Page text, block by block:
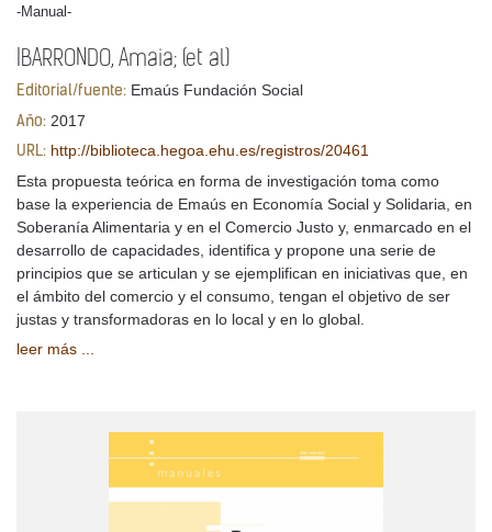
-Manual-
IBARRONDO, Amaia; (et al)
Editorial/fuente: Emaús Fundación Social
Año: 2017
URL: http://biblioteca.hegoa.ehu.es/registros/20461
Esta propuesta teórica en forma de investigación toma como
base la experiencia de Emaús en Economía Social y Solidaria, en
Soberanía Alimentaria y en el Comercio Justo y, enmarcado en el
desarrollo de capacidades, identifica y propone una serie de
principios que se articulan y se ejemplifican en iniciativas que, en
el ámbito del comercio y el consumo, tengan el objetivo de ser
justas y transformadoras en lo local y en lo global.
leer más ...